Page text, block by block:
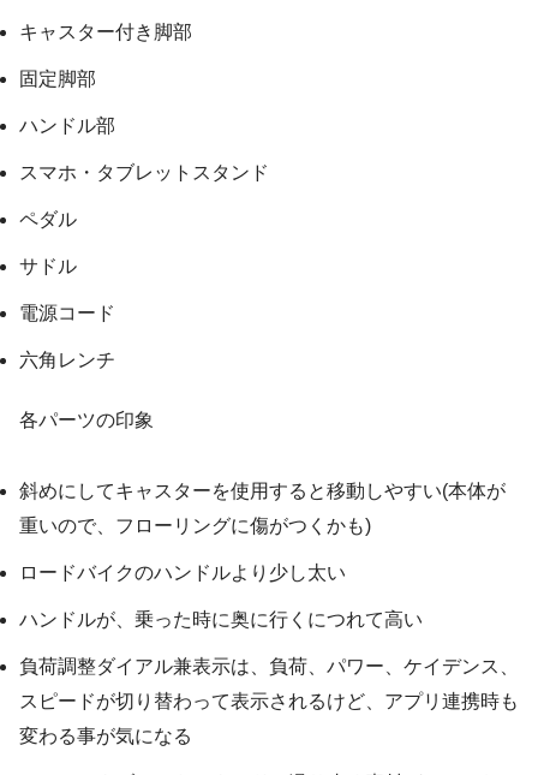
キャスター付き脚部
固定脚部
ハンドル部
スマホ・タブレットスタンド
ペダル
サドル
電源コード
六角レンチ
各パーツの印象
斜めにしてキャスターを使用すると移動しやすい(本体が
重いので、フローリングに傷がつくかも)
ロードバイクのハンドルより少し太い
ハンドルが、乗った時に奥に行くにつれて高い
負荷調整ダイアル兼表示は、負荷、パワー、ケイデンス、
スピードが切り替わって表示されるけど、アプリ連携時も
変わる事が気になる